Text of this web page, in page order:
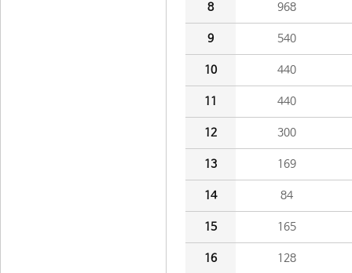
8 968
9 540
10 440
11 440
12 300
13 169
14 84
15 165
16 128